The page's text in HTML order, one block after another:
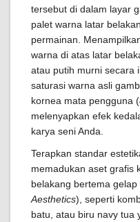
tersebut di dalam layar
palet warna latar
permainan.
warna di atas latar
atau putih murni secara
saturasi warna asli
kornea mata pengguna (
melenyapkan efek
karya seni Anda.
Terapkan standar
memadukan aset grafis
belakang bertema
Aesthetics), seperti
batu, atau biru navy tua